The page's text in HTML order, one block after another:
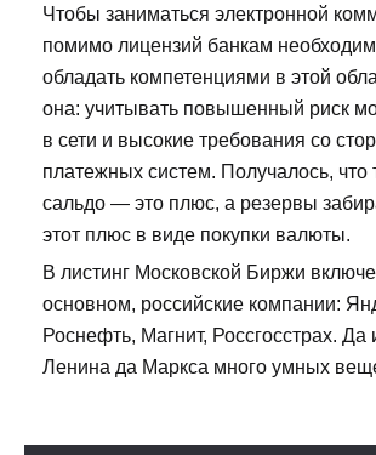
Чтобы заниматься электронной
помимо лицензий банкам
обладать компетенциями в этой
она: учитывать повышенный риск
в сети и высокие требования со
платежных систем. Получалось, что
сальдо — это плюс, а резервы
этот плюс в виде покупки валюты.
В листинг Московской Биржи
основном, российские компании:
Роснефть, Магнит, Россгосстрах. Да
Ленина да Маркса много умных